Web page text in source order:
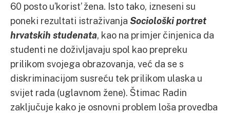
60 posto u’korist’ žena. Isto tako, izneseni su
poneki rezultati istraživanja Sociološki portret
hrvatskih studenata, kao na primjer činjenica da
studenti ne doživljavaju spol kao prepreku
prilikom svojega obrazovanja, već da se s
diskriminacijom susreću tek prilikom ulaska u
svijet rada (uglavnom žene). Štimac Radin
zaključuje kako je osnovni problem loša provedba